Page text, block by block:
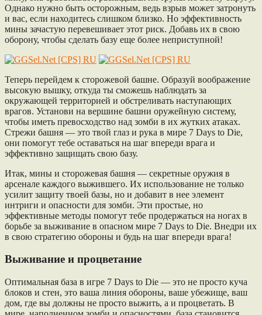
Однако нужно быть осторожным, ведь взрыв может затронуть
и вас, если находитесь слишком близко. Но эффективность
мины зачастую перевешивает этот риск. Добавь их в свою
оборону, чтобы сделать базу еще более неприступной!
Теперь перейдем к сторожевой башне. Образуй воображение
высокую вышку, откуда ты сможешь наблюдать за
окружающей территорией и обстреливать наступающих
врагов. Установи на вершине башни оружейную систему,
чтобы иметь превосходство над зомби в их жутких атаках.
Стрежи башня — это твой глаз и рука в мире 7 Days to Die,
они помогут тебе оставаться на шаг впереди врага и
эффективно защищать свою базу.
Итак, мины и сторожевая башня — секретные оружия в
арсенале каждого выжившего. Их использование не только
усилит защиту твоей базы, но и добавит в нее элемент
интриги и опасности для зомби. Эти простые, но
эффективные методы помогут тебе продержаться на ногах в
борьбе за выживание в опасном мире 7 Days to Die. Внедри их
в свою стратегию обороны и будь на шаг впереди врага!
Выживание и процветание
Оптимальная база в игре 7 Days to Die — это не просто куча
блоков и стен, это ваша линия обороны, ваше убежище, ваш
дом, где вы должны не просто выжить, а и процветать. В